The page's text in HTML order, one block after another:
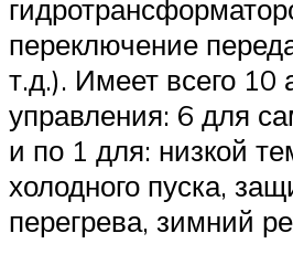
переключение
т.д.). Имеет всего 10
управления: 6 для
и по 1 для: низкой
холодного пуска,
перегрева, зимний